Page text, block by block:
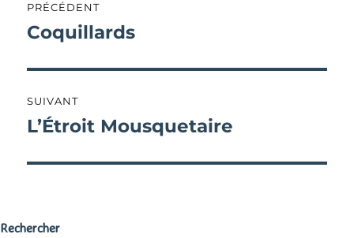
de
PRÉCÉDENT
Publication
Coquillards
SUIVANT
Publication
L’Étroit Mousquetaire
Rechercher